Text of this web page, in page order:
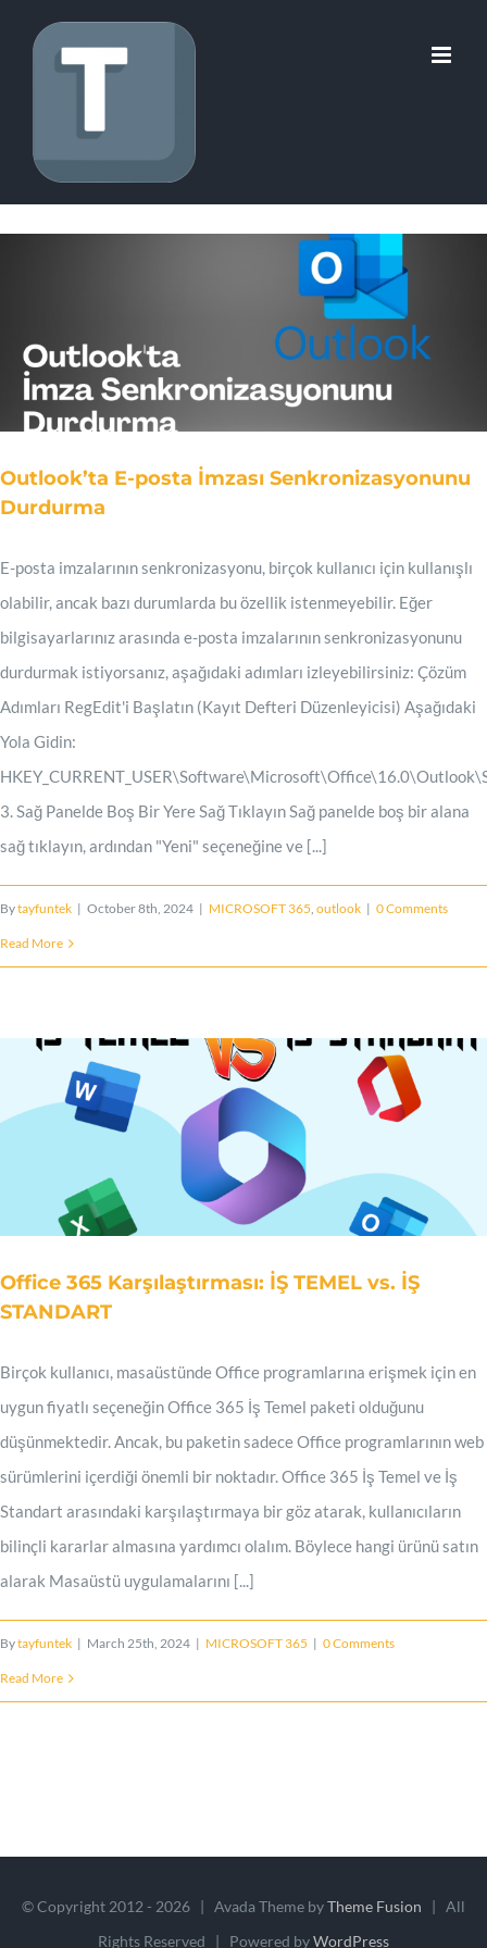
Outlook’ta E-posta İmzası Senkronizasyonunu
Durdurma
E-posta imzalarının senkronizasyonu, birçok kullanıcı için kullanışlı
olabilir, ancak bazı durumlarda bu özellik istenmeyebilir. Eğer
bilgisayarlarınız arasında e-posta imzalarının senkronizasyonunu
durdurmak istiyorsanız, aşağıdaki adımları izleyebilirsiniz: Çözüm
Adımları RegEdit'i Başlatın (Kayıt Defteri Düzenleyicisi) Aşağıdaki
Yola Gidin:
3. Sağ Panelde Boş Bir Yere Sağ Tıklayın Sağ panelde boş bir alana
sağ tıklayın, ardından "Yeni" seçeneğine ve [...]
Bytayfuntek | October 8th, 2024 | MICROSOFT 365, outlook | 0 Comments
Read More
Office 365 Karşılaştırması: İŞ TEMEL vs. İŞ
STANDART
Birçok kullanıcı, masaüstünde Office programlarına erişmek için en
uygun fiyatlı seçeneğin Office 365 İş Temel paketi olduğunu
düşünmektedir. Ancak, bu paketin sadece Office programlarının web
sürümlerini içerdiği önemli bir noktadır. Office 365 İş Temel ve İş
Standart arasındaki karşılaştırmaya bir göz atarak, kullanıcıların
bilinçli kararlar almasına yardımcı olalım. Böylece hangi ürünü satın
alarak Masaüstü uygulamalarını [...]
Bytayfuntek | March 25th, 2024 | MICROSOFT 365 | 0 Comments
Read More
© Copyright 2012 - 2026 | Avada Theme byTheme Fusion | All
Rights Reserved | Powered byWordPress